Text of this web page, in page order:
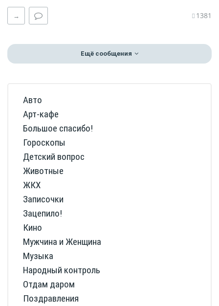
→ 1381
Ещё сообщения
Авто
Арт-кафе
Большое спасибо!
Гороскопы
Детский вопрос
Животные
ЖКХ
Записочки
Зацепило!
Кино
Мужчина и Женщина
Музыка
Народный контроль
Отдам даром
Поздравления